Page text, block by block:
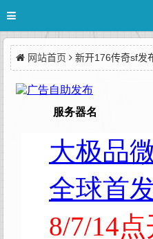
网站首页 新开176传奇sf发